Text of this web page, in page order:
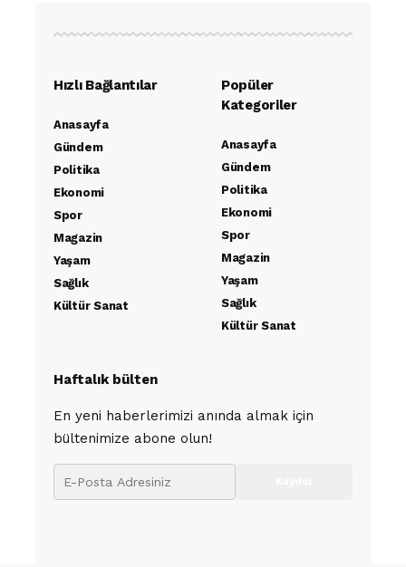
Hızlı Bağlantılar
Anasayfa
Gündem
Politika
Ekonomi
Spor
Magazin
Yaşam
Sağlık
Kültür Sanat
Popüler
Kategoriler
Anasayfa
Gündem
Politika
Ekonomi
Spor
Magazin
Yaşam
Sağlık
Kültür Sanat
Haftalık bülten
En yeni haberlerimizi anında almak için
bültenimize abone olun!